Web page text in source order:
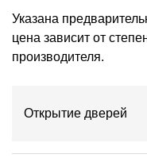
Указана
цена зависит от
производителя.
Открытие дверей